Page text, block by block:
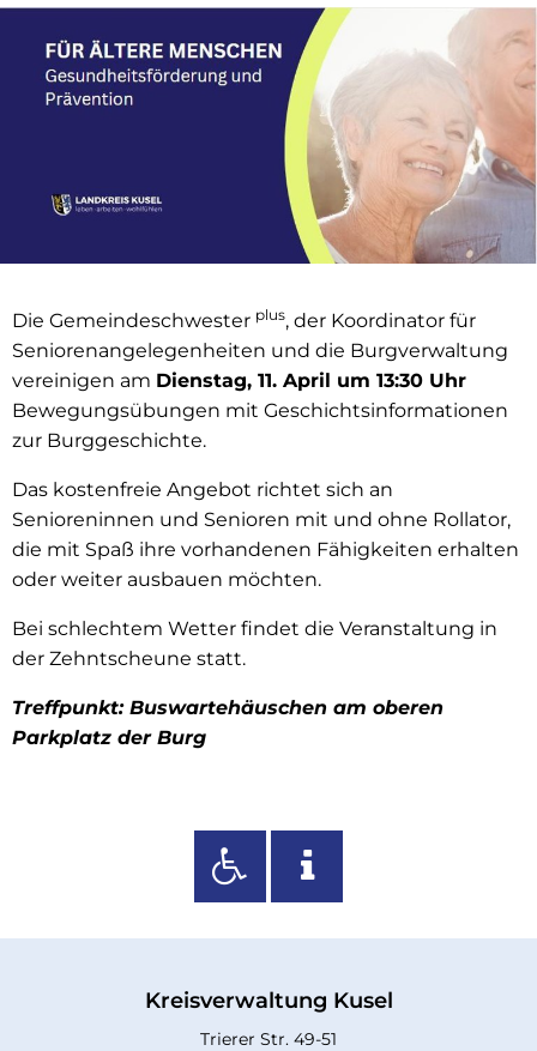
Die Gemeindeschwester plus, der Koordinator für
Seniorenangelegenheiten und die Burgverwaltung
vereinigen am Dienstag, 11. April um 13:30 Uhr
Bewegungsübungen mit Geschichtsinformationen
zur Burggeschichte.
Das kostenfreie Angebot richtet sich an
Senioreninnen und Senioren mit und ohne Rollator,
die mit Spaß ihre vorhandenen Fähigkeiten erhalten
oder weiter ausbauen möchten.
Bei schlechtem Wetter findet die Veranstaltung in
der Zehntscheune statt.
Treffpunkt: Buswartehäuschen am oberen
Parkplatz der Burg
Kreisverwaltung Kusel
Trierer Str. 49-51